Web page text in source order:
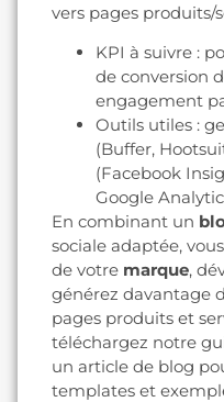
vers pages produits/
KPI à suivre :
de conversion
engagement
Outils utiles :
(Buffer,
(Facebook
Google
En combinant un
sociale adaptée,
de votre marque,
générez davantage
pages produits et
téléchargez notre
un article de blog
templates et